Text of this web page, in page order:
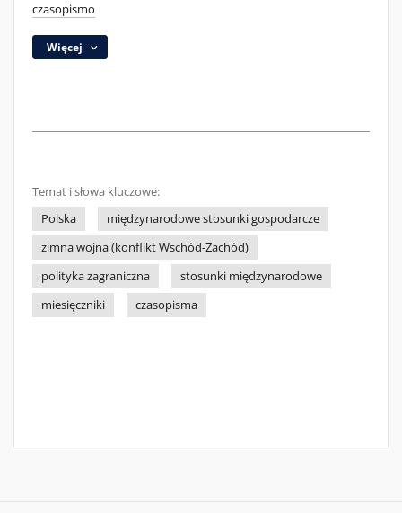
czasopismo
Więcej
Temat i słowa kluczowe:
Polska
międzynarodowe stosunki gospodarcze
zimna wojna (konflikt Wschód-Zachód)
polityka zagraniczna
stosunki międzynarodowe
miesięczniki
czasopisma